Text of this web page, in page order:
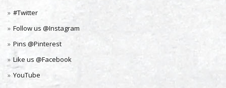
#Twitter
Follow us @Instagram
Pins @Pinterest
Like us @Facebook
YouTube